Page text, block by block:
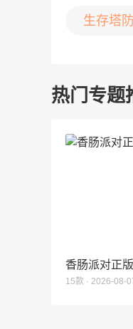
生存塔
热门专题
香肠派对正版
15款 · 2026-08-